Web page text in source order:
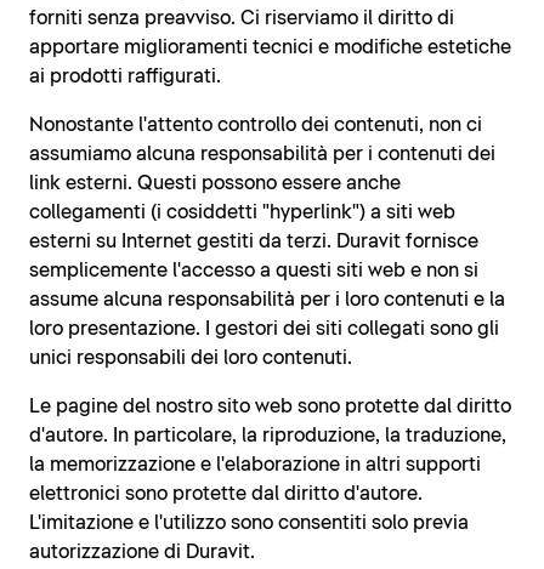
forniti senza preavviso. Ci riserviamo il diritto di
apportare miglioramenti tecnici e modifiche estetiche
ai prodotti raffigurati.
Nonostante l'attento controllo dei contenuti, non ci
assumiamo alcuna responsabilità per i contenuti dei
link esterni. Questi possono essere anche
collegamenti (i cosiddetti "hyperlink") a siti web
esterni su Internet gestiti da terzi. Duravit fornisce
semplicemente l'accesso a questi siti web e non si
assume alcuna responsabilità per i loro contenuti e la
loro presentazione. I gestori dei siti collegati sono gli
unici responsabili dei loro contenuti.
Le pagine del nostro sito web sono protette dal diritto
d'autore. In particolare, la riproduzione, la traduzione,
la memorizzazione e l'elaborazione in altri supporti
elettronici sono protette dal diritto d'autore.
L'imitazione e l'utilizzo sono consentiti solo previa
autorizzazione di Duravit.